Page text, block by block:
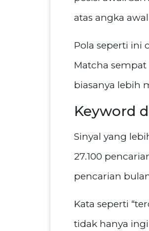
atas angka
Pola seperti ini
Matcha
biasanya lebih
Keyword
Sinyal yang
27.100
pencarian
Kata seperti
tidak hanya